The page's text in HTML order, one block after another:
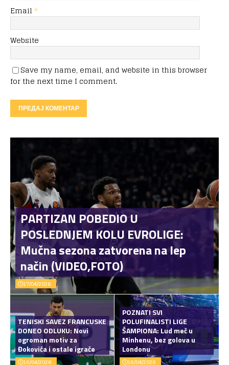
Email *
Website
Save my name, email, and website in this browser
for the next time I comment.
PARTIZAN POBEDIO U
POSLEDNJEM KOLU EVROLIGE:
Mučna sezona zatvorena na lep
način (VIDEO,FOTO)
17/04/2026
TENISKI SAVEZ FRANCUSKE
DONEO ODLUKU: Novi
ogroman motiv za
Đokovića i ostale igrače
16/04/2026
POZNATI SVI
POLUFINALISTI LIGE
ŠAMPIONA: Lud meč u
Minhenu, bez golova u
Londonu
16/04/2026